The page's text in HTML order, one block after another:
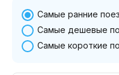
Самые ранние
Самые дешевые
Самые короткие